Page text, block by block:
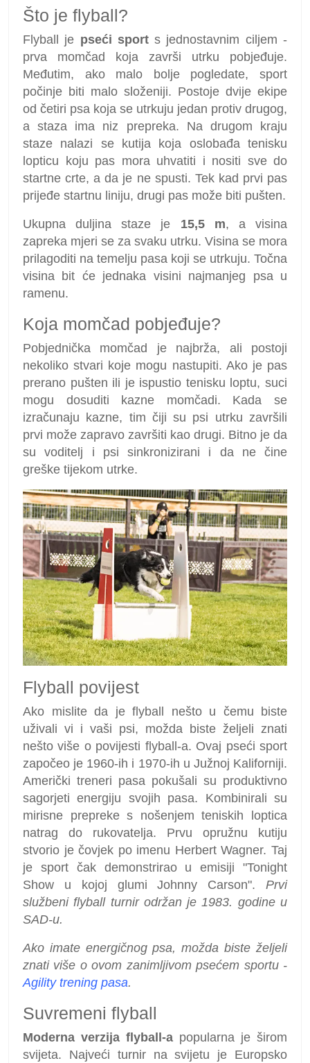
Što je flyball?
Flyball je pseći sports jednostavnim ciljem -
prva momčad koja završi utrku pobjeđuje.
Međutim, ako malo bolje pogledate, sport
počinje biti malo složeniji. Postoje dvije ekipe
od četiri psa koja se utrkuju jedan protiv drugog,
a staza ima niz prepreka. Na drugom kraju
staze nalazi se kutija koja oslobađa tenisku
lopticu koju pas mora uhvatiti i nositi sve do
startne crte, a da je ne spusti. Tek kad prvi pas
prijeđe startnu liniju, drugi pas može biti pušten.
Ukupna duljina staze je 15,5 m, a visina
zapreka mjeri se za svaku utrku. Visina se mora
prilagoditi na temelju pasa koji se utrkuju. Točna
visina bit će jednaka visini najmanjeg psa u
ramenu.
Koja momčad pobjeđuje?
Pobjednička momčad je najbrža, ali postoji
nekoliko stvari koje mogu nastupiti. Ako je pas
prerano pušten ili je ispustio tenisku loptu, suci
mogu dosuditi kazne momčadi. Kada se
izračunaju kazne, tim čiji su psi utrku završili
prvi može zapravo završiti kao drugi. Bitno je da
su voditelj i psi sinkronizirani i da ne čine
greške tijekom utrke.
Flyball povijest
Ako mislite da je flyball nešto u čemu biste
uživali vi i vaši psi, možda biste željeli znati
nešto više o povijesti flyball-a. Ovaj pseći sport
započeo je 1960-ih i 1970-ih u Južnoj Kaliforniji.
Američki treneri pasa pokušali su produktivno
sagorjeti energiju svojih pasa. Kombinirali su
mirisne prepreke s nošenjem teniskih loptica
natrag do rukovatelja. Prvu opružnu kutiju
stvorio je čovjek po imenu Herbert Wagner. Taj
je sport čak demonstrirao u emisiji "Tonight
Show u kojoj glumi Johnny Carson". Prvi
službeni flyball turnir održan je 1983. godine u
SAD-u.
Ako imate energičnog psa, možda biste željeli
znati više o ovom zanimljivom psećem sportu -
Agility trening pasa.
Suvremeni flyball
Moderna verzija flyball-a popularna je širom
svijeta. Najveći turnir na svijetu je Europsko